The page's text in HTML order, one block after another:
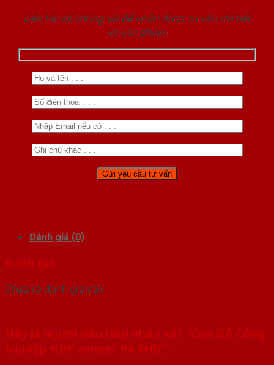
Liên hệ với chúng tôi để nhận được tư vấn chi tiết
về sản phẩm
Đánh giá (0)
Đánh giá
Chưa có đánh giá nào.
Hãy là người đầu tiên nhận xét “Cửa Gỗ Công
Nghiệp HDF veneer 9A MBC”